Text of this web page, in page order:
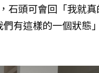
石頭可會回「我就
有這樣的一個狀態